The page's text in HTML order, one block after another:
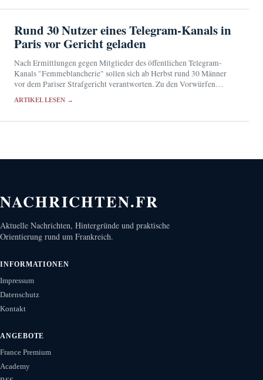
Rund 30 Nutzer eines Telegram-Kanals in
Paris vor Gericht geladen
Nach Ermittlungen gegen Mitglieder des öffentlichen Telegram-
Kanals "Femmeblancherie" sollen sich ab Herbst rund 30 Männer
vor dem Pariser Strafgericht verantworten. Zu den Vorwürfen
ARTIKEL LESEN →
NACHRICHTEN.FR
Aktuelle Nachrichten, Hintergründe und praktische
Orientierung rund um Frankreich.
INFORMATIONEN
Impressum
Datenschutz
Kontakt
ANGEBOTE
France Premium
Academy